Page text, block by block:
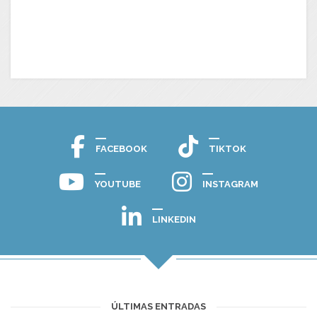
FACEBOOK TIKTOK
YOUTUBE INSTAGRAM
LINKEDIN
ÚLTIMAS ENTRADAS